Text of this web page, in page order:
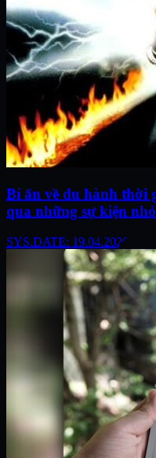
Bí ẩn về du hành thời
qua những sự kiện
SYS.DATE: 19.04.2026